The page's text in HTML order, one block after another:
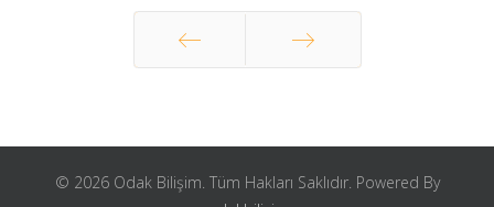
© 2026 Odak Bilişim. Tüm Hakları Saklıdır. Powered By